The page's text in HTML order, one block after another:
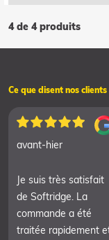
4 de 4 produits
Ce que disent nos clients
avant-hier
Je suis très satisfait
de Softridge. La
commande a été
traitée rapidement